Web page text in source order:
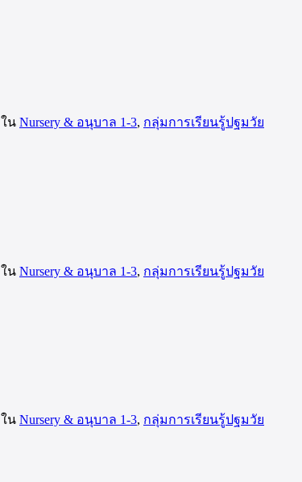
ใน Nursery & อนุบาล 1-3, กลุ่มการเรียนรู้ปฐมวัย
ใน Nursery & อนุบาล 1-3, กลุ่มการเรียนรู้ปฐมวัย
ใน Nursery & อนุบาล 1-3, กลุ่มการเรียนรู้ปฐมวัย